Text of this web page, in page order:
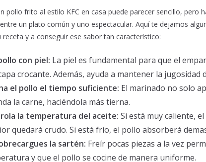
pollo frito al estilo KFC en casa puede parecer sencillo, pero
un plato común y uno espectacular. Aquí te dejamos
y a conseguir ese sabor tan característico:
con piel: La piel es fundamental para que el
crocante. Además, ayuda a mantener la jugosidad
el pollo el tiempo suficiente: El marinado no solo
la carne, haciéndola más tierna.
la temperatura del aceite: Si está muy caliente,
quedará crudo. Si está frío, el pollo absorberá
la sartén: Freír pocas piezas a la vez
y que el pollo se cocine de manera uniforme.